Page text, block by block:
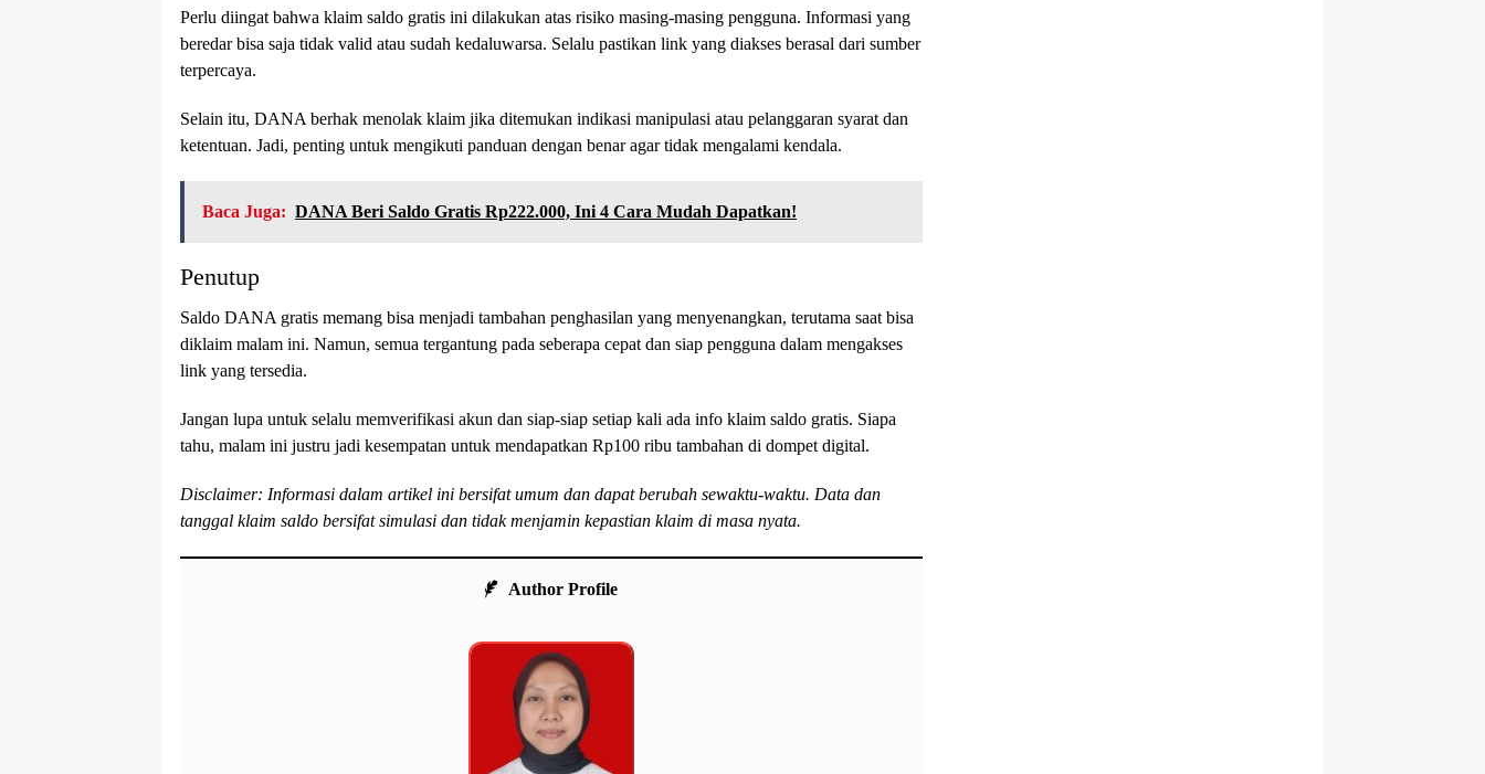
Perlu diingat bahwa klaim saldo gratis ini dilakukan atas risiko masing-masing pengguna. Informasi yang
beredar bisa saja tidak valid atau sudah kedaluwarsa. Selalu pastikan link yang diakses berasal dari sumber
terpercaya.
Selain itu, DANA berhak menolak klaim jika ditemukan indikasi manipulasi atau pelanggaran syarat dan
ketentuan. Jadi, penting untuk mengikuti panduan dengan benar agar tidak mengalami kendala.
Baca Juga: DANA Beri Saldo Gratis Rp222.000, Ini 4 Cara Mudah Dapatkan!
Penutup
Saldo DANA gratis memang bisa menjadi tambahan penghasilan yang menyenangkan, terutama saat bisa
diklaim malam ini. Namun, semua tergantung pada seberapa cepat dan siap pengguna dalam mengakses
link yang tersedia.
Jangan lupa untuk selalu memverifikasi akun dan siap-siap setiap kali ada info klaim saldo gratis. Siapa
tahu, malam ini justru jadi kesempatan untuk mendapatkan Rp100 ribu tambahan di dompet digital.
Disclaimer: Informasi dalam artikel ini bersifat umum dan dapat berubah sewaktu-waktu. Data dan
tanggal klaim saldo bersifat simulasi dan tidak menjamin kepastian klaim di masa nyata.
Author Profile